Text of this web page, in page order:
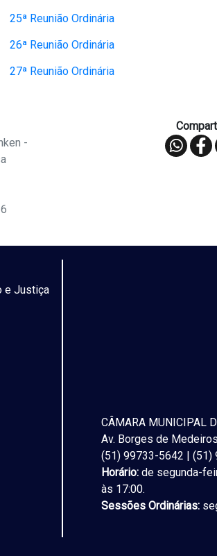
25ª Reunião Ordinária
26ª Reunião Ordinária
27ª Reunião Ordinária
-
e Justiça
CÂMARA MUNICIPAL
Av. Borges de
(51) 99733-5642 | (51)
Horário: de segunda-
às 17:00.
Sessões Ordinárias: